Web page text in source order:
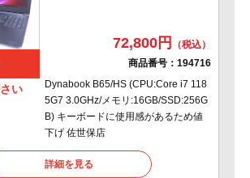
い
72,800円
商品番号： 194716
Dynabook B65/HS (CPU:Core i7 118
5G7 3.0GHz/メモリ:16GB/SSD:256G
B) キーボードに使用感があるため値
下げ 佐世保店
詳細を見る